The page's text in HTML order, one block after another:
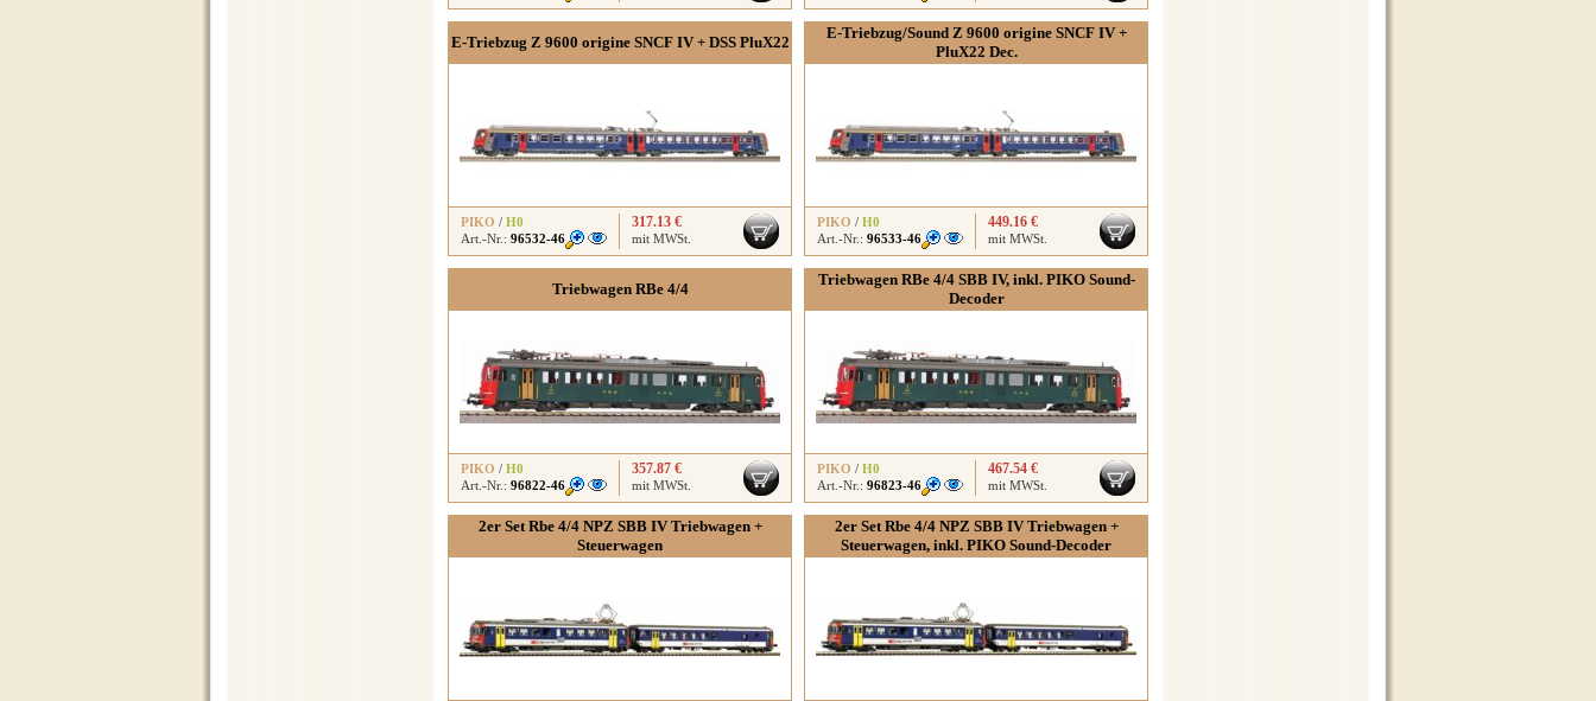
E-Triebzug Z 9600 origine SNCF IV + DSS PluX22
PIKO / H0
Art.-Nr.: 96532-46
317.13 €
mit MWSt.
E-Triebzug/Sound Z 9600 origine SNCF IV +
PluX22 Dec.
PIKO / H0
Art.-Nr.: 96533-46
449.16 €
mit MWSt.
Triebwagen RBe 4/4
PIKO / H0
Art.-Nr.: 96822-46
357.87 €
mit MWSt.
Triebwagen RBe 4/4 SBB IV, inkl. PIKO Sound-
Decoder
PIKO / H0
Art.-Nr.: 96823-46
467.54 €
mit MWSt.
2er Set Rbe 4/4 NPZ SBB IV Triebwagen +
Steuerwagen
2er Set Rbe 4/4 NPZ SBB IV Triebwagen +
Steuerwagen, inkl. PIKO Sound-Decoder